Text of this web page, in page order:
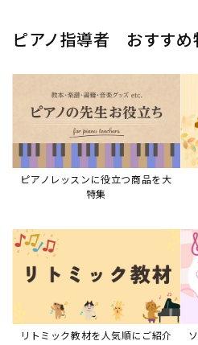
ピアノ指導者 おすすめ
ピアノレッスンに役立つ商品を大
特集
リトミック教材を人気順にご紹介